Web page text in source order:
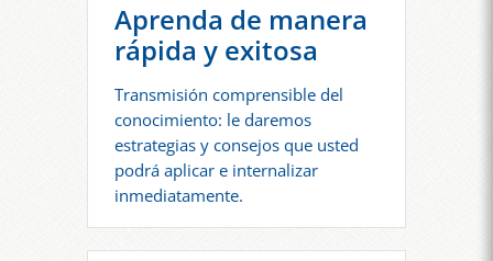
Aprenda de manera
rápida y exitosa
Transmisión comprensible del
conocimiento: le daremos
estrategias y consejos que usted
podrá aplicar e internalizar
inmediatamente.